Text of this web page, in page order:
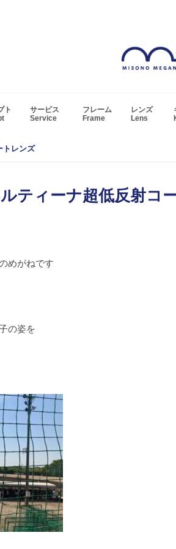
ト
サービス
Service
フレーム
Frame
レンズ
Lens
トレンズ
ルティーナ超低反射コ
めがねです
の姿を